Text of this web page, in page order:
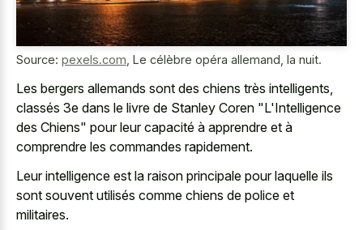
Source: pexels.com Le célèbre opéra allemand, la nuit.
Les bergers allemands sont des chiens très intelligents,
classés 3e dans le livre de Stanley Coren "L'Intelligence
des Chiens" pour leur capacité à apprendre et à
comprendre les commandes rapidement.
Leur intelligence est la raison principale pour laquelle ils
sont souvent utilisés comme chiens de police et
militaires.